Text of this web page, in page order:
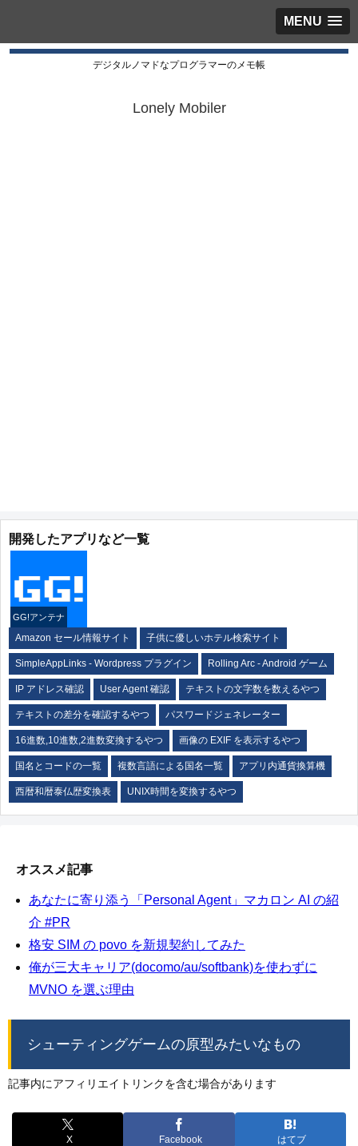
MENU
デジタルノマドなプログラマーのメモ帳
Lonely Mobiler
開発したアプリなど一覧
GG!アンテナ
Amazon セール情報サイト 子供に優しいホテル検索サイト
SimpleAppLinks - Wordpress プラグイン Rolling Arc - Android ゲーム
IP アドレス確認 User Agent 確認 テキストの文字数を数えるやつ
テキストの差分を確認するやつ パスワードジェネレーター
16進数,10進数,2進数変換するやつ 画像の EXIF を表示するやつ
国名とコードの一覧 複数言語による国名一覧 アプリ内通貨換算機
西暦和暦泰仏歴変換表 UNIX時間を変換するやつ
オススメ記事
あなたに寄り添う「Personal Agent」マカロン AI の紹
介 #PR
格安 SIM の povo を新規契約してみた
俺が三大キャリア(docomo/au/softbank)を使わずに
MVNO を選ぶ理由
シューティングゲームの原型みたいなもの
記事内にアフィリエイトリンクを含む場合があります
X Facebook はてブ